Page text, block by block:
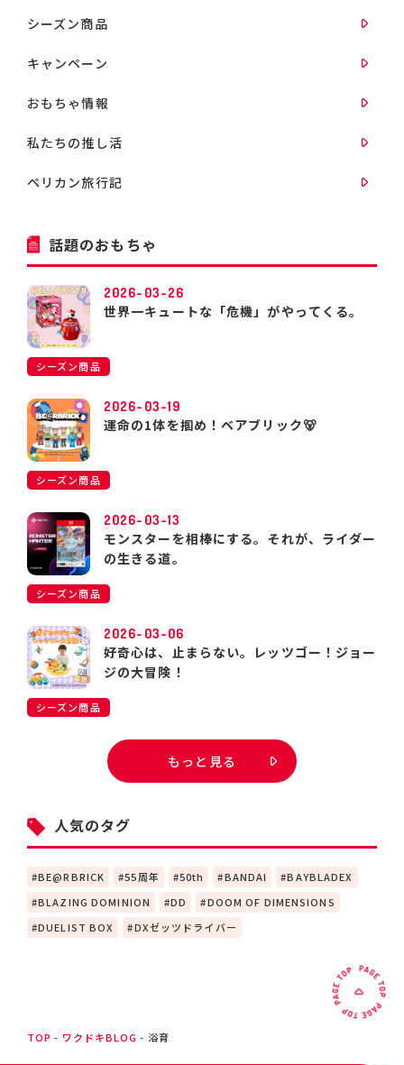
シーズン商品
キャンペーン
おもちゃ情報
私たちの推し活
ペリカン旅行記
話題のおもちゃ
2026-03-26
世界一キュートな「危機」がやってくる。
シーズン商品
2026-03-19
運命の1体を掴め！ベアブリック🐻
シーズン商品
2026-03-13
モンスターを相棒にする。それが、ライダー
の生きる道。
シーズン商品
2026-03-06
好奇心は、止まらない。レッツゴー！ジョー
ジの大冒険！
シーズン商品
もっと見る
人気のタグ
BE@RBRICK 55周年 50th BANDAI
BAYBLADEX
BLAZING DOMINION
DD
DOOM OF DIMENSIONS
DUELIST BOX
DXゼッツドライバー
TOP ワクドキBLOG 浴育